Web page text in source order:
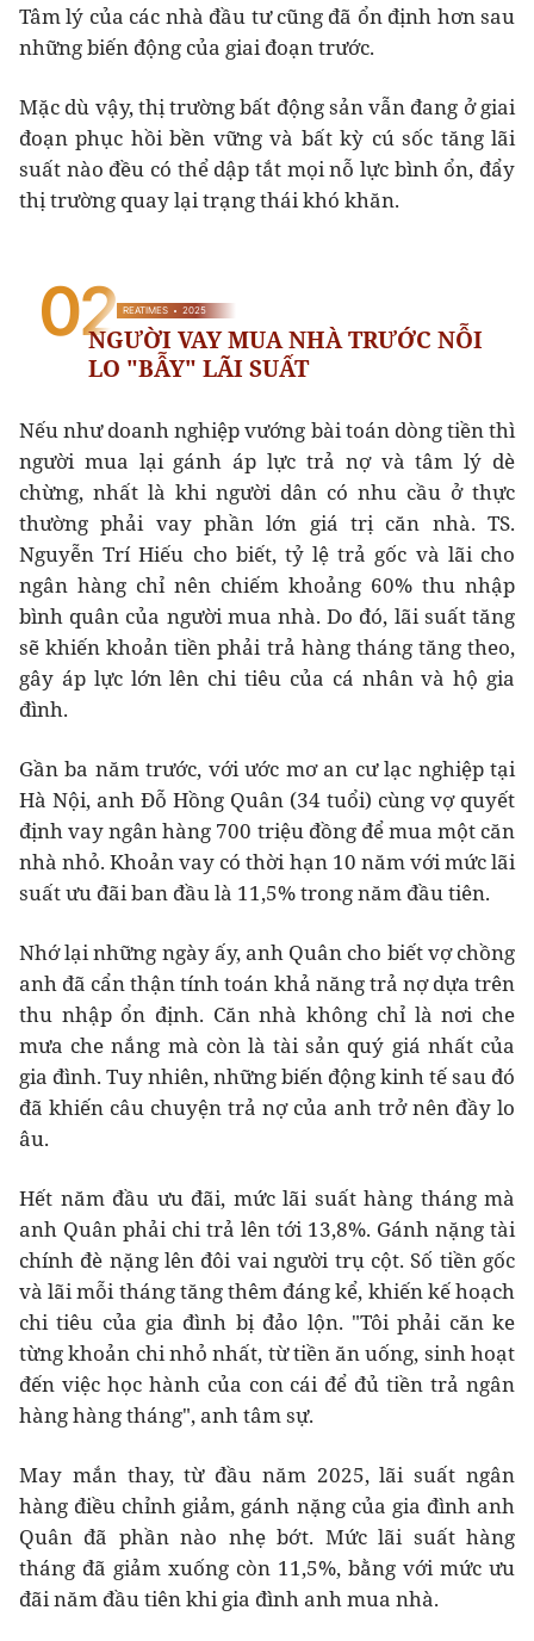
Tâm lý của các nhà đầu tư cũng đã ổn định hơn sau
những biến động của giai đoạn trước.
Mặc dù vậy, thị trường bất động sản vẫn đang ở giai
đoạn phục hồi bền vững và bất kỳ cú sốc tăng lãi
suất nào đều có thể dập tắt mọi nỗ lực bình ổn, đẩy
thị trường quay lại trạng thái khó khăn.
Nếu như doanh nghiệp vướng bài toán dòng tiền thì
người mua lại gánh áp lực trả nợ và tâm lý dè
chừng, nhất là khi người dân có nhu cầu ở thực
thường phải vay phần lớn giá trị căn nhà. TS.
Nguyễn Trí Hiếu cho biết, tỷ lệ trả gốc và lãi cho
ngân hàng chỉ nên chiếm khoảng 60% thu nhập
bình quân của người mua nhà. Do đó, lãi suất tăng
sẽ khiến khoản tiền phải trả hàng tháng tăng theo,
gây áp lực lớn lên chi tiêu của cá nhân và hộ gia
đình.
Gần ba năm trước, với ước mơ an cư lạc nghiệp tại
Hà Nội, anh Đỗ Hồng Quân (34 tuổi) cùng vợ quyết
định vay ngân hàng 700 triệu đồng để mua một căn
nhà nhỏ. Khoản vay có thời hạn 10 năm với mức lãi
suất ưu đãi ban đầu là 11,5% trong năm đầu tiên.
Nhớ lại những ngày ấy, anh Quân cho biết vợ chồng
anh đã cẩn thận tính toán khả năng trả nợ dựa trên
thu nhập ổn định. Căn nhà không chỉ là nơi che
mưa che nắng mà còn là tài sản quý giá nhất của
gia đình. Tuy nhiên, những biến động kinh tế sau đó
đã khiến câu chuyện trả nợ của anh trở nên đầy lo
âu.
Hết năm đầu ưu đãi, mức lãi suất hàng tháng mà
anh Quân phải chi trả lên tới 13,8%. Gánh nặng tài
chính đè nặng lên đôi vai người trụ cột. Số tiền gốc
và lãi mỗi tháng tăng thêm đáng kể, khiến kế hoạch
chi tiêu của gia đình bị đảo lộn. "Tôi phải căn ke
từng khoản chi nhỏ nhất, từ tiền ăn uống, sinh hoạt
đến việc học hành của con cái để đủ tiền trả ngân
hàng hàng tháng", anh tâm sự.
May mắn thay, từ đầu năm 2025, lãi suất ngân
hàng điều chỉnh giảm, gánh nặng của gia đình anh
Quân đã phần nào nhẹ bớt. Mức lãi suất hàng
tháng đã giảm xuống còn 11,5%, bằng với mức ưu
đãi năm đầu tiên khi gia đình anh mua nhà.